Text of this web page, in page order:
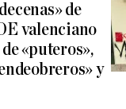
de
valenciano
«puteros»,
y